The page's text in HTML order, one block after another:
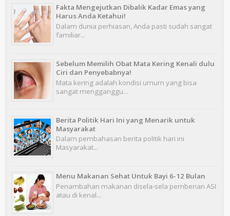
Fakta Mengejutkan Dibalik Kadar Emas yang
Harus Anda Ketahui!
Dalam dunia perhiasan, Anda pasti sudah sangat
familiar...
Sebelum Memilih Obat Mata Kering Kenali dulu
Ciri dan Penyebabnya!
Mata kering adalah kondisi umum yang bisa
sangat mengganggu...
Berita Politik Hari Ini yang Menarik untuk
Masyarakat
Dalam pembahasan berita politik hari ini
Masyarakat...
Menu Makanan Sehat Untuk Bayi 6-12 Bulan
Penambahan makanan disela-sela pemberian ASI
atau di kenal...